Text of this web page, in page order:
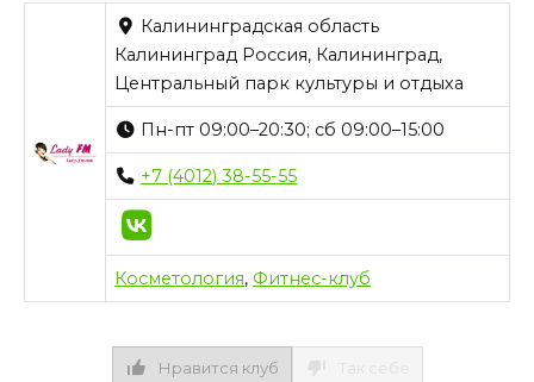
Калининградская область
Калининград Россия, Калининград,
Центральный парк культуры и отдыха
Пн-пт 09:00–20:30; сб 09:00–15:00
+7 (4012) 38-55-55
Косметология, Фитнес-клуб
Нравится клуб